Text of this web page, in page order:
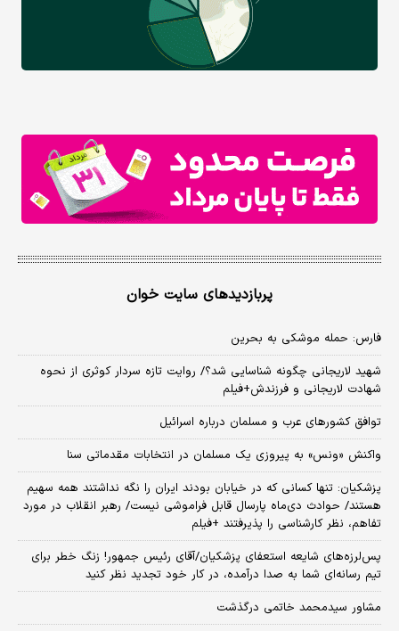
پربازدیدهای سایت خوان
فارس: حمله موشکی به بحرین
شهید لاریجانی چگونه شناسایی شد؟/ روایت تازه سردار کوثری از نحوه
شهادت لاریجانی و فرزندش+فیلم
توافق کشورهای عرب و مسلمان درباره اسرائیل
واکنش «ونس» به پیروزی یک مسلمان در انتخابات مقدماتی سنا
پزشکیان: تنها کسانی که در خیابان بودند ایران را نگه نداشتند همه سهیم
هستند/ حوادث دی‌ماه پارسال قابل فراموشی نیست/ رهبر انقلاب در مورد
تفاهم، نظر کارشناسی را پذیرفتند +فیلم
پس‌لرزه‌های شایعه استعفای پزشکیان/آقای رئیس جمهور! زنگ خطر برای
تیم رسانه‌ای شما به صدا درآمده، در کار خود تجدید نظر کنید
مشاور سیدمحمد خاتمی درگذشت